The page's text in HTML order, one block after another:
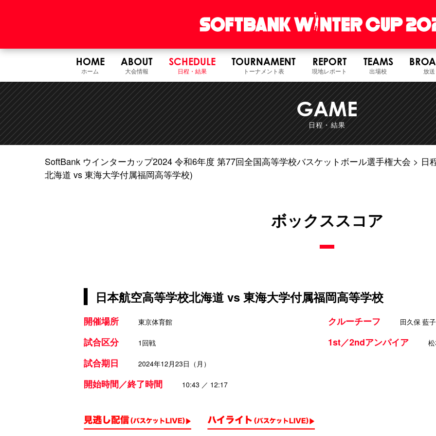
HOME
ホーム
ABOUT
大会情報
SCHEDULE
日程・結果
TOURNAMENT
トーナメント表
REPORT
現地レポート
TEAMS
出場校 放
GAME
日程・結果
SoftBank ウインターカップ2024 令和6年度 第77回全国高等学校バスケットボール選手権大会 日
北海道 vs 東海大学付属福岡高等学校)
ボックススコア
日本航空高等学校北海道 vs 東海大学付属福岡高等学校
開催場所 東京体育館
試合区分 1回戦
試合期日 2024年12月23日（月）
開始時間／終了時間 10:43 ／ 12:17
クルーチーフ 田久保 藍子
1st／2ndアンパイア